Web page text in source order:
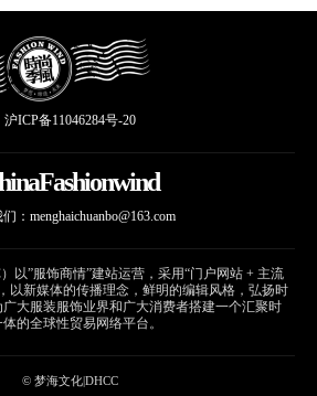
沪ICP备11046284号-20
： menghaichuanbo@163.com
以”服饰商情”建站运营，采用“门户网站 + 主流
以新媒体的传播理念，鲜明的编辑风格，弘扬时
大服装服饰业界和广大消费者搭建一个汇聚时
的全球性贸易网络平台。
© 梦海文化|DHCC